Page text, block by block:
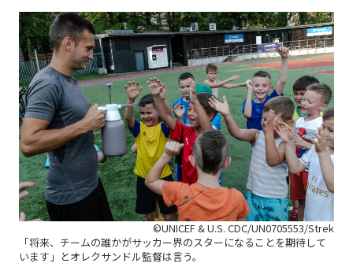
©UNICEF & U.S. CDC/UN0705553/Strek
「将来、チームの誰かがサッカー界のスターになることを期待して
います」とオレクサンドル監督は言う。